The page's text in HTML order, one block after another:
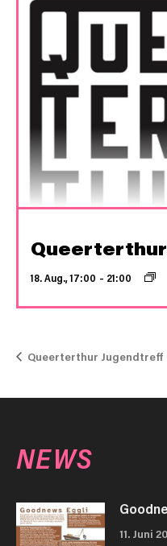
18. Aug., 17:00 – 21:00
Queerterthur Jugendtreff
NEWS
11. Juni